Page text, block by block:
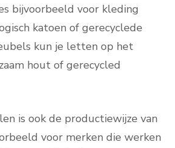
bijvoorbeeld voor kleding
katoen of gerecyclede
kun je letten op het
hout of gerecycled
is ook de productiewijze van
voor merken die werken